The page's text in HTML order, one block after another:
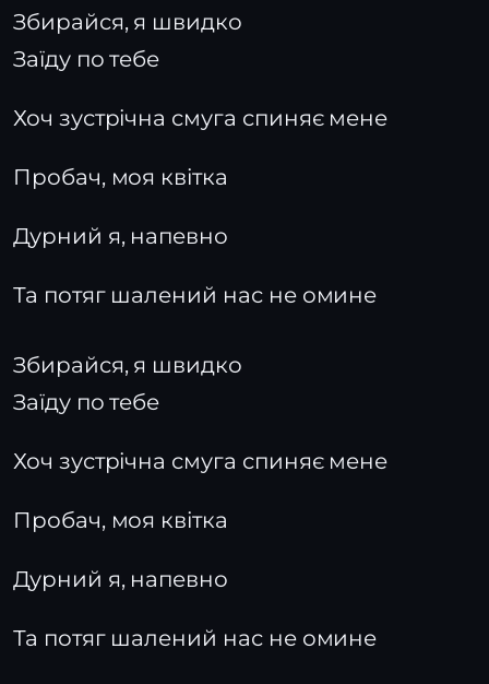
Збирайся, я швидко
Заїду по тебе
Хоч зустрічна смуга спиняє мене
Пробач, моя квітка
Дурний я, напевно
Та потяг шалений нас не омине
Збирайся, я швидко
Заїду по тебе
Хоч зустрічна смуга спиняє мене
Пробач, моя квітка
Дурний я, напевно
Та потяг шалений нас не омине